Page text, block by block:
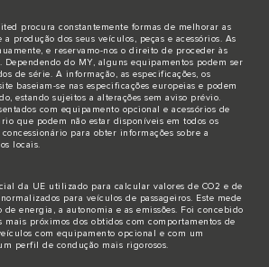
procura constantemente formas de melhorar as
produção dos seus veículos, peças e acessórios. As
e reservamo-nos o direito de proceder às
Dependendo do MY, alguns equipamentos podem ser
de série. A informação, as especificações, os
baseiam-se nas especificações europeias e podem
estando sujeitos a alterações sem aviso prévio.
com equipamento opcional e acessórios de
que podem não estar disponíveis em todos os
concessionário para obter informações sobre a
locais.
da UE utilizado para calcular valores de CO2 e de
para veículos de passageiros. Este mede
de energia, a autonomia e as emissões. Foi concebido
mais próximos dos obtidos com comportamentos de
com equipamento opcional e com um
perfil de condução mais rigorosos.